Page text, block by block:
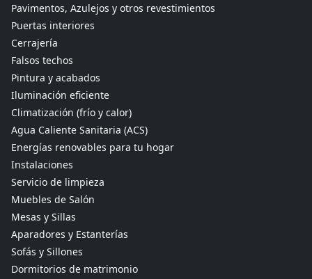
Pavimentos, Azulejos y otros revestimientos
Puertas interiores
Cerrajería
Falsos techos
Pintura y acabados
Iluminación eficiente
Climatización (frío y calor)
Agua Caliente Sanitaria (ACS)
Energías renovables para tu hogar
Instalaciones
Servicio de limpieza
Muebles de Salón
Mesas y Sillas
Aparadores y Estanterías
Sofás y Sillones
Dormitorios de matrimonio